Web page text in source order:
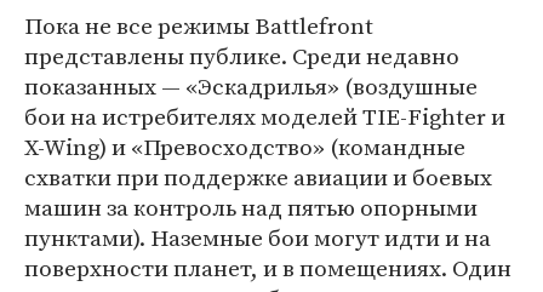
Пока не все режимы Battlefront
представлены публике. Среди недавно
показанных — «Эскадрилья» (воздушные
бои на истребителях моделей TIE-Fighter и
X-Wing) и «Превосходство» (командные
схватки при поддержке авиации и боевых
машин за контроль над пятью опорными
пунктами). Наземные бои могут идти и на
поверхности планет, и в помещениях. Один